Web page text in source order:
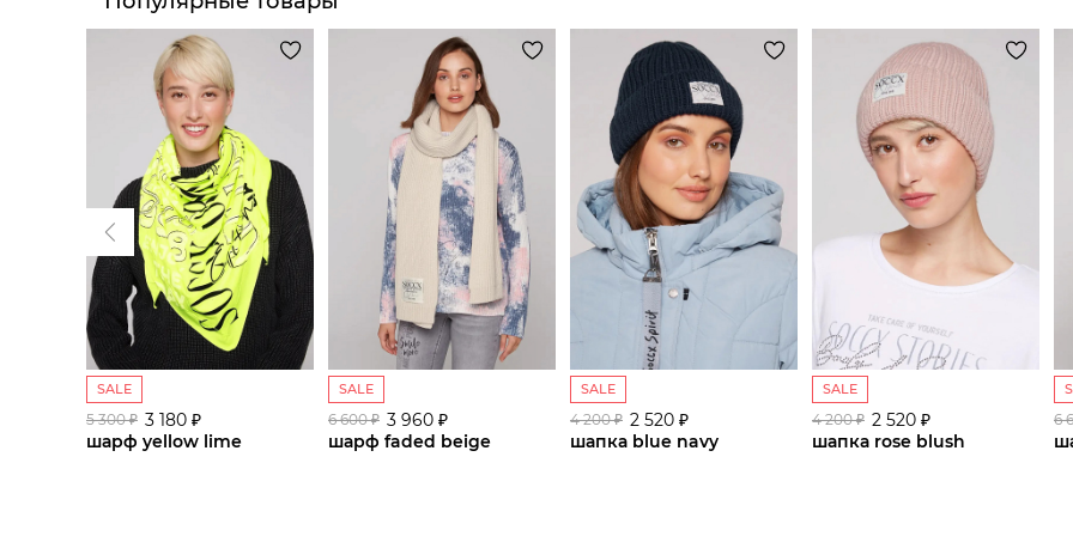
сайте СДЭК
SALE
5 300 ₽ 3 180 ₽
шарф yellow lime
SALE
6 600 ₽ 3 960 ₽
шарф faded beige
SALE
4 200 ₽ 2 520 ₽
шапка blue navy
SALE
4 200 ₽ 2 520 ₽
шапка rose blush
6